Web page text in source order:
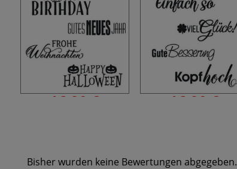
16.90 € 16.90 €
Bisher wurden keine Bewertungen abgegeben.